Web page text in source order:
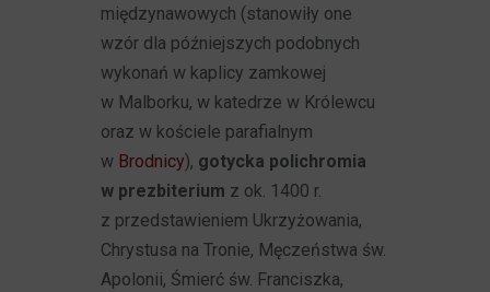
międzynawowych (stanowiły one
wzór dla późniejszych podobnych
wykonań w kaplicy zamkowej
w Malborku, w katedrze w Królewcu
oraz w kościele parafialnym
w Brodnicy), gotycka polichromia
w prezbiterium z ok. 1400 r.
z przedstawieniem Ukrzyżowania,
Chrystusa na Tronie, Męczeństwa św.
Apolonii, Śmierć św. Franciszka,